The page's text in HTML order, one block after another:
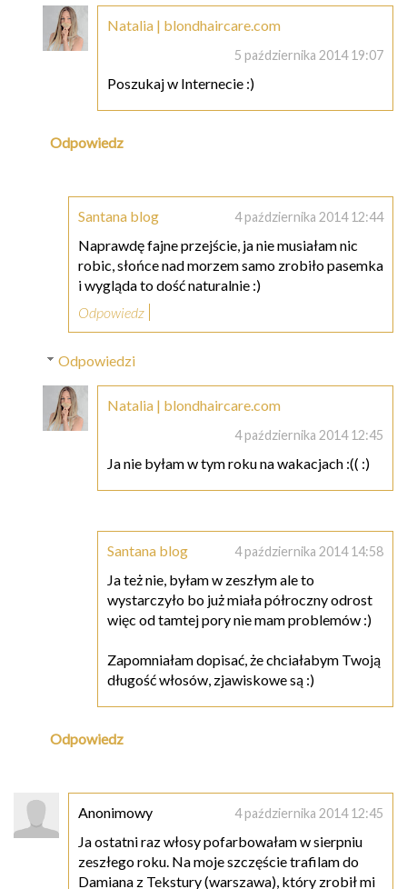
Natalia | blondhaircare.com
5 października 2014 19:07
Poszukaj w Internecie :)
Odpowiedz
Santana blog 4 października 2014 12:44
Naprawdę fajne przejście, ja nie musiałam nic
robic, słońce nad morzem samo zrobiło pasemka
i wygląda to dość naturalnie :)
Odpowiedz
Odpowiedzi
Natalia | blondhaircare.com
4 października 2014 12:45
Ja nie byłam w tym roku na wakacjach :(( :)
Santana blog 4 października 2014 14:58
Ja też nie, byłam w zeszłym ale to
wystarczyło bo już miała półroczny odrost
więc od tamtej pory nie mam problemów :)
Zapomniałam dopisać, że chciałabym Twoją
długość włosów, zjawiskowe są :)
Odpowiedz
Anonimowy 4 października 2014 12:45
Ja ostatni raz włosy pofarbowałam w sierpniu
zeszłego roku. Na moje szczęście trafilam do
Damiana z Tekstury (warszawa), który zrobił mi